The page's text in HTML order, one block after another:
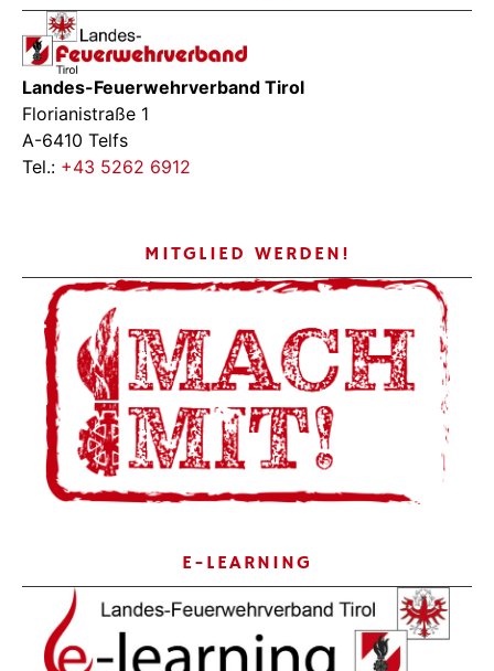
Landes-Feuerwehrverband Tirol
Florianistraße 1
A-6410 Telfs
Tel.: +43 5262 6912
MITGLIED WERDEN!
E-LEARNING